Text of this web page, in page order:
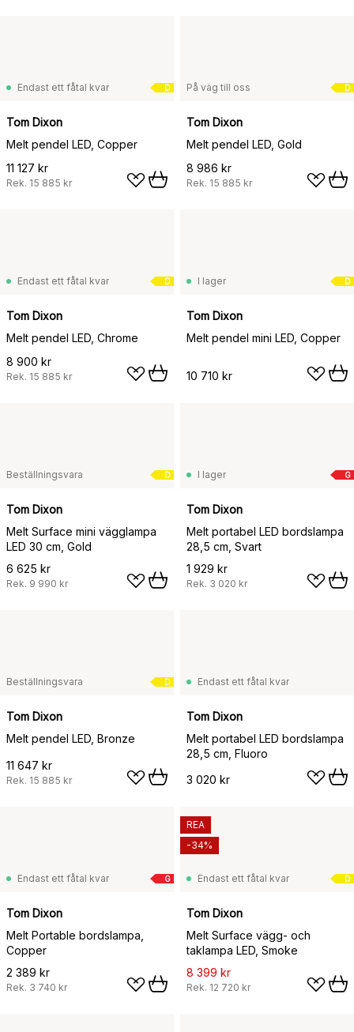
D
Endast ett fåtal kvar
Tom Dixon
Melt pendel LED, Copper
11 127 kr
Rek. 15 885 kr
D
På väg till oss
Tom Dixon
Melt pendel LED, Gold
8 986 kr
Rek. 15 885 kr
D
Endast ett fåtal kvar
Tom Dixon
Melt pendel LED, Chrome
8 900 kr
Rek. 15 885 kr
D
I lager
Tom Dixon
Melt pendel mini LED, Copper
10 710 kr
D
Beställningsvara
Tom Dixon
Melt Surface mini vägglampa
LED 30 cm, Gold
6 625 kr
Rek. 9 990 kr
G
I lager
Tom Dixon
Melt portabel LED bordslampa
28,5 cm, Svart
1 929 kr
Rek. 3 020 kr
D
Beställningsvara
Tom Dixon
Melt pendel LED, Bronze
11 647 kr
Rek. 15 885 kr
Endast ett fåtal kvar
Tom Dixon
Melt portabel LED bordslampa
28,5 cm, Fluoro
3 020 kr
G
Endast ett fåtal kvar
Tom Dixon
Melt Portable bordslampa,
Copper
2 389 kr
Rek. 3 740 kr
D
Endast ett fåtal kvar
Tom Dixon
Melt Surface vägg- och
taklampa LED, Smoke
8 399 kr
Rek. 12 720 kr
REA
-34%